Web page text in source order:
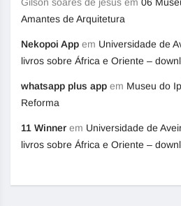
Amantes de Arquitetura
Nekopoi App em Universidade de
livros sobre África e Oriente –
whatsapp plus app em Museu do
Reforma
11 Winner em Universidade de
livros sobre África e Oriente –